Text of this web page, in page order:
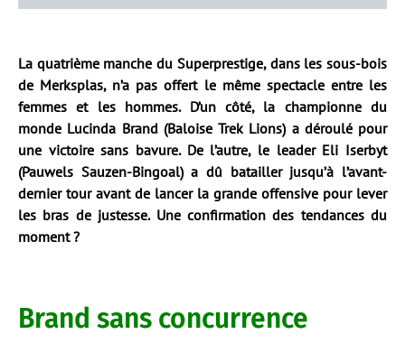
La quatrième manche du Superprestige, dans les sous-bois
de Merksplas, n’a pas offert le même spectacle entre les
femmes et les hommes. D’un côté, la championne du
monde Lucinda Brand (Baloise Trek Lions) a déroulé pour
une victoire sans bavure. De l’autre, le leader Eli Iserbyt
(Pauwels Sauzen-Bingoal) a dû batailler jusqu’à l’avant-
dernier tour avant de lancer la grande offensive pour lever
les bras de justesse. Une confirmation des tendances du
moment ?
Brand sans concurrence